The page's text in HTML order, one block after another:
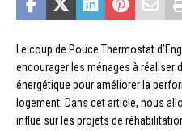
Le coup de Pouce Thermostat
encourager les ménages à réaliser
énergétique pour améliorer la
logement. Dans cet article, nous
influe sur les projets de